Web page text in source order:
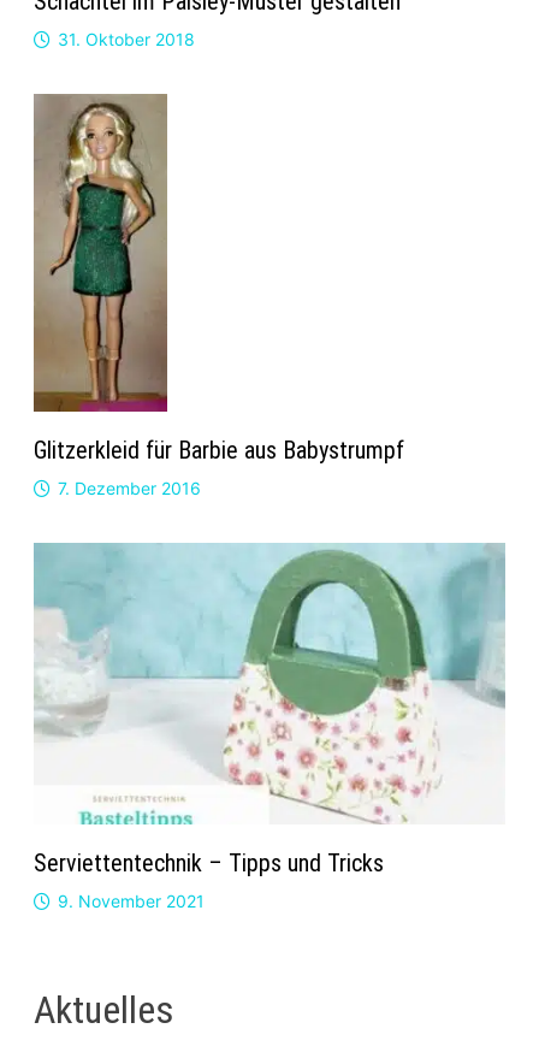
31. Oktober 2018
Glitzerkleid für Barbie aus Babystrumpf
7. Dezember 2016
Serviettentechnik – Tipps und Tricks
9. November 2021
Aktuelles